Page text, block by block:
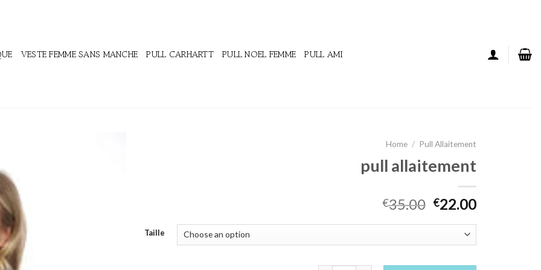
VESTE FEMME SANS MANCHE PULL CARHARTT PULL NOEL FEMME PULL AMI
Home / Pull Allaitement
pull allaitement
€35.00 €22.00
Taille